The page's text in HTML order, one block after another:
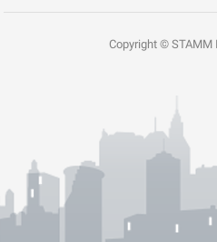
Copyright © STAMM